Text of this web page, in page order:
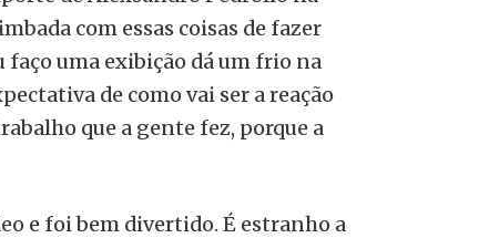
com essas coisas de fazer
faço uma exibição dá um frio na
de como vai ser a reação
que a gente fez, porque a
e foi bem divertido. É estranho a